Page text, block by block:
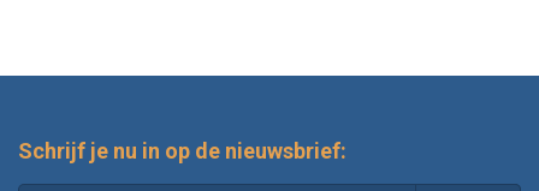
Schrijf je nu in op de nieuwsbrief: